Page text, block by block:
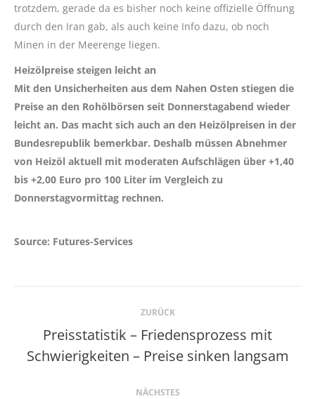
trotzdem, gerade da es bisher noch keine offizielle Öffnung
durch den Iran gab, als auch keine Info dazu, ob noch
Minen in der Meerenge liegen.
Heizölpreise steigen leicht an
Mit den Unsicherheiten aus dem Nahen Osten stiegen die
Preise an den Rohölbörsen seit Donnerstagabend wieder
leicht an. Das macht sich auch an den Heizölpreisen in der
Bundesrepublik bemerkbar. Deshalb müssen Abnehmer
von Heizöl aktuell mit moderaten Aufschlägen über +1,40
bis +2,00 Euro pro 100 Liter im Vergleich zu
Donnerstagvormittag rechnen.
Source: Futures-Services
Kommentarnavigation
ZURÜCK
Vorheriger
Beitrag:
Preisstatistik – Friedensprozess mit
Schwierigkeiten – Preise sinken langsam
NÄCHSTES